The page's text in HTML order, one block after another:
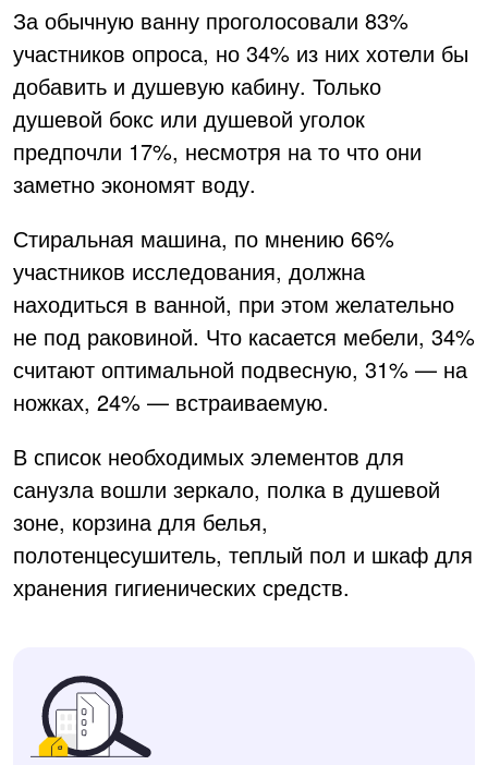
За обычную ванну проголосовали 83%
участников опроса, но 34% из них хотели бы
добавить и душевую кабину. Только
душевой бокс или душевой уголок
предпочли 17%, несмотря на то что они
заметно экономят воду.
Стиральная машина, по мнению 66%
участников исследования, должна
находиться в ванной, при этом желательно
не под раковиной. Что касается мебели, 34%
считают оптимальной подвесную, 31% — на
ножках, 24% — встраиваемую.
В список необходимых элементов для
санузла вошли зеркало, полка в душевой
зоне, корзина для белья,
полотенцесушитель, теплый пол и шкаф для
хранения гигиенических средств.